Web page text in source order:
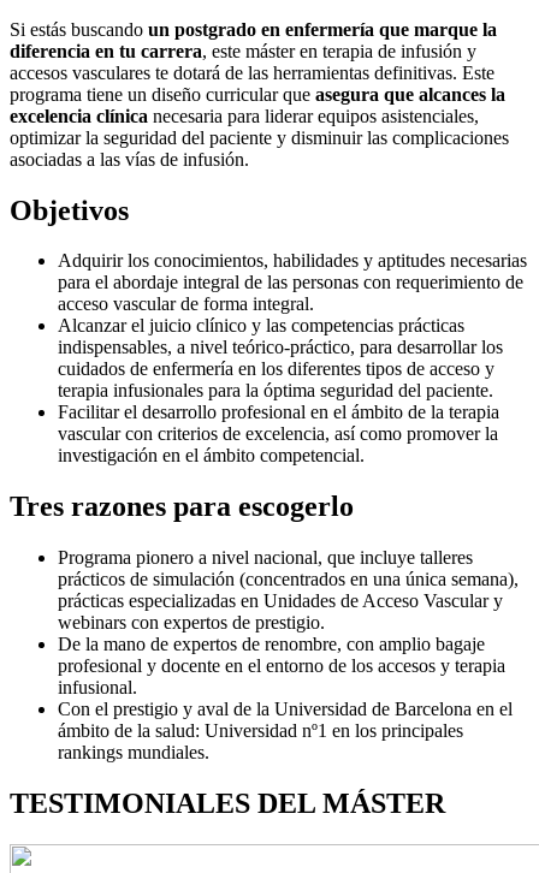
Si estás buscando un postgrado en enfermería que marque la
diferencia en tu carrera, este máster en terapia de infusión y
accesos vasculares te dotará de las herramientas definitivas. Este
programa tiene un diseño curricular que asegura que alcances la
excelencia clínica necesaria para liderar equipos asistenciales,
optimizar la seguridad del paciente y disminuir las complicaciones
asociadas a las vías de infusión.
Objetivos
Adquirir los conocimientos, habilidades y aptitudes necesarias
para el abordaje integral de las personas con requerimiento de
acceso vascular de forma integral.
Alcanzar el juicio clínico y las competencias prácticas
indispensables, a nivel teórico-práctico, para desarrollar los
cuidados de enfermería en los diferentes tipos de acceso y
terapia infusionales para la óptima seguridad del paciente.
Facilitar el desarrollo profesional en el ámbito de la terapia
vascular con criterios de excelencia, así como promover la
investigación en el ámbito competencial.
Tres razones para escogerlo
Programa pionero a nivel nacional, que incluye talleres
prácticos de simulación (concentrados en una única semana),
prácticas especializadas en Unidades de Acceso Vascular y
webinars con expertos de prestigio.
De la mano de expertos de renombre, con amplio bagaje
profesional y docente en el entorno de los accesos y terapia
infusional.
Con el prestigio y aval de la Universidad de Barcelona en el
ámbito de la salud: Universidad nº1 en los principales
rankings mundiales.
TESTIMONIALES DEL MÁSTER